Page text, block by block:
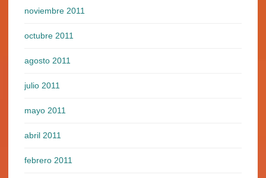
noviembre 2011
octubre 2011
agosto 2011
julio 2011
mayo 2011
abril 2011
febrero 2011